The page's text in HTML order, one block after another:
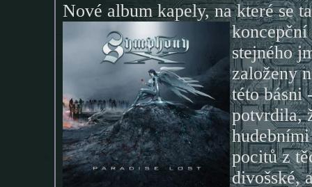
Nové album kapely, na které se
stejného
založeny
této básni
potvrdila,
pocitů z
divošské,